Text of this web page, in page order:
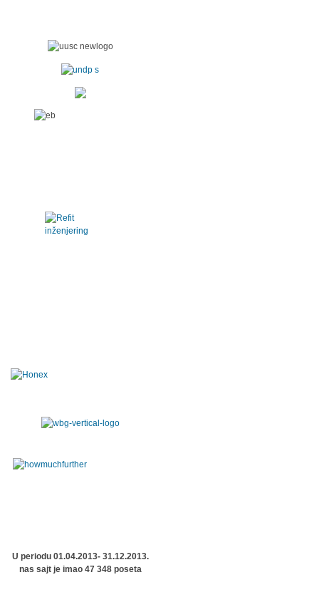
U periodu 01.04.2013- 31.12.2013.
nas sajt je imao 47 348 poseta